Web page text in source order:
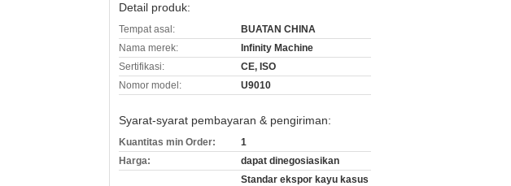
Detail produk:
Tempat asal:
BUATAN CHINA
Nama merek:
Infinity Machine
Sertifikasi:
CE, ISO
Nomor model:
U9010
Syarat-syarat pembayaran & pengiriman:
Kuantitas min Order:
1
Harga:
dapat dinegosiasikan
Standar ekspor kayu kasus